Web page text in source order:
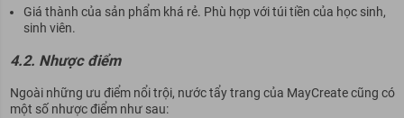
Giá thành của sản phẩm khá rẻ. Phù hợp với túi tiền của học sinh,
sinh viên.
4.2. Nhược điểm
Ngoài những ưu điểm nổi trội, nước tẩy trang của MayCreate cũng có
một số nhược điểm như sau: